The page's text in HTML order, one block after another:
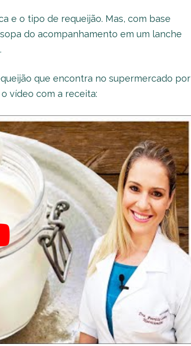
e o tipo de requeijão. Mas, com base
do acompanhamento em um lanche
que encontra no supermercado por
vídeo com a receita: